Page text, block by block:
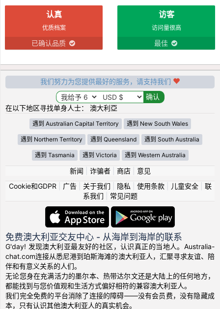
认真
优质档案
已确认品质
访客
访问量很高
最佳
我们努力为您提供最好的服务，请支持我们
在以下地区寻找单身人士： 澳大利亞
遇到 Australian Capital Territory 遇到 New South Wales
遇到 Northern Territory 遇到 Queensland 遇到 South Australia
遇到 Tasmania 遇到 Victoria 遇到 Western Australia
新闻 诈骗者| 商店| 意见
Cookie和GDPR
广告| 关于我们 隐私 使用条款| 儿童安全| 联
系我们
常见问题
免费澳大利亚交友中心 - 从海岸到海岸的联系
G'day! 发现澳大利亚最友好的社区，认识真正的当地人。Australia-
chat.com连接从悉尼港到珀斯海滩的澳大利亚人，汇聚寻求友谊、陪
伴和有意义关系的人们。
无论您身在充满活力的墨尔本、热带达尔文还是大陆上的任何地方，
都能找到与您价值观和生活方式偏好相符的兼容澳大利亚人。
我们完全免费的平台消除了连接的障碍——没有会员费，没有隐藏成
本，只有认识其他澳大利亚人的真实机会。